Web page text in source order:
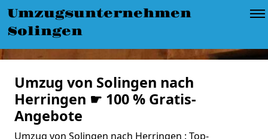
Umzugsunternehmen
Solingen
Umzug von Solingen nach
Herringen ☛ 100 % Gratis-
Angebote
Umzug von Solingen nach Herringen : Top-